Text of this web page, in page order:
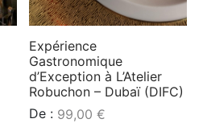
Expérience
Gastronomique
d’Exception à L’Atelier
Robuchon – Dubaï (DIFC)
De : 99,00 €